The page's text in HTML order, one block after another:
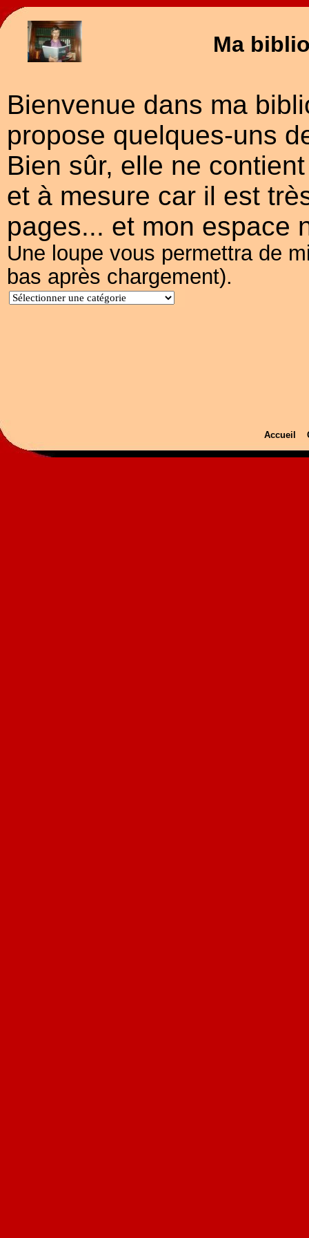
Ma
Bienvenue dans ma
propose quelques-uns
Bien sûr, elle ne
et à mesure car il est
pages... et mon espace
Une loupe vous permettra de
bas après chargement).
Accueil